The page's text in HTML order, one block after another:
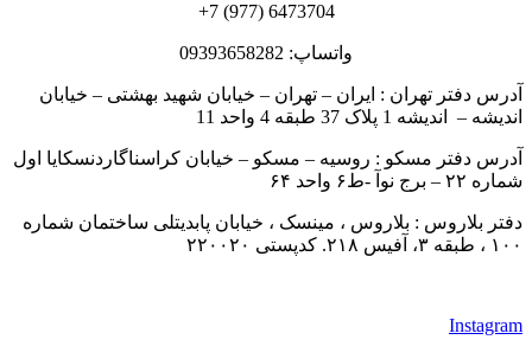
6473704 (977) 7+
واتساپ: 09393658282
آدرس دفتر تهران : ایران – تهران – خیابان شهید بهشتی – خیابان
اندیشه – اندیشه 1 پلاک 37 طبقه 4 واحد 11
آدرس دفتر مسکو : روسیه – مسکو – خیابان کراسناگاردنسکایا اول
شماره ۲۲ – برج نوآ -ط۶ واحد ۶۴
دفتر بلاروس : بلاروس ، مینسک ، خیابان پابدیتلی ساختمان شماره
۱۰۰ ، طبقه ۳، آفیس ۲۱۸. کدپستی ۲۲۰۰۲۰
Instagram